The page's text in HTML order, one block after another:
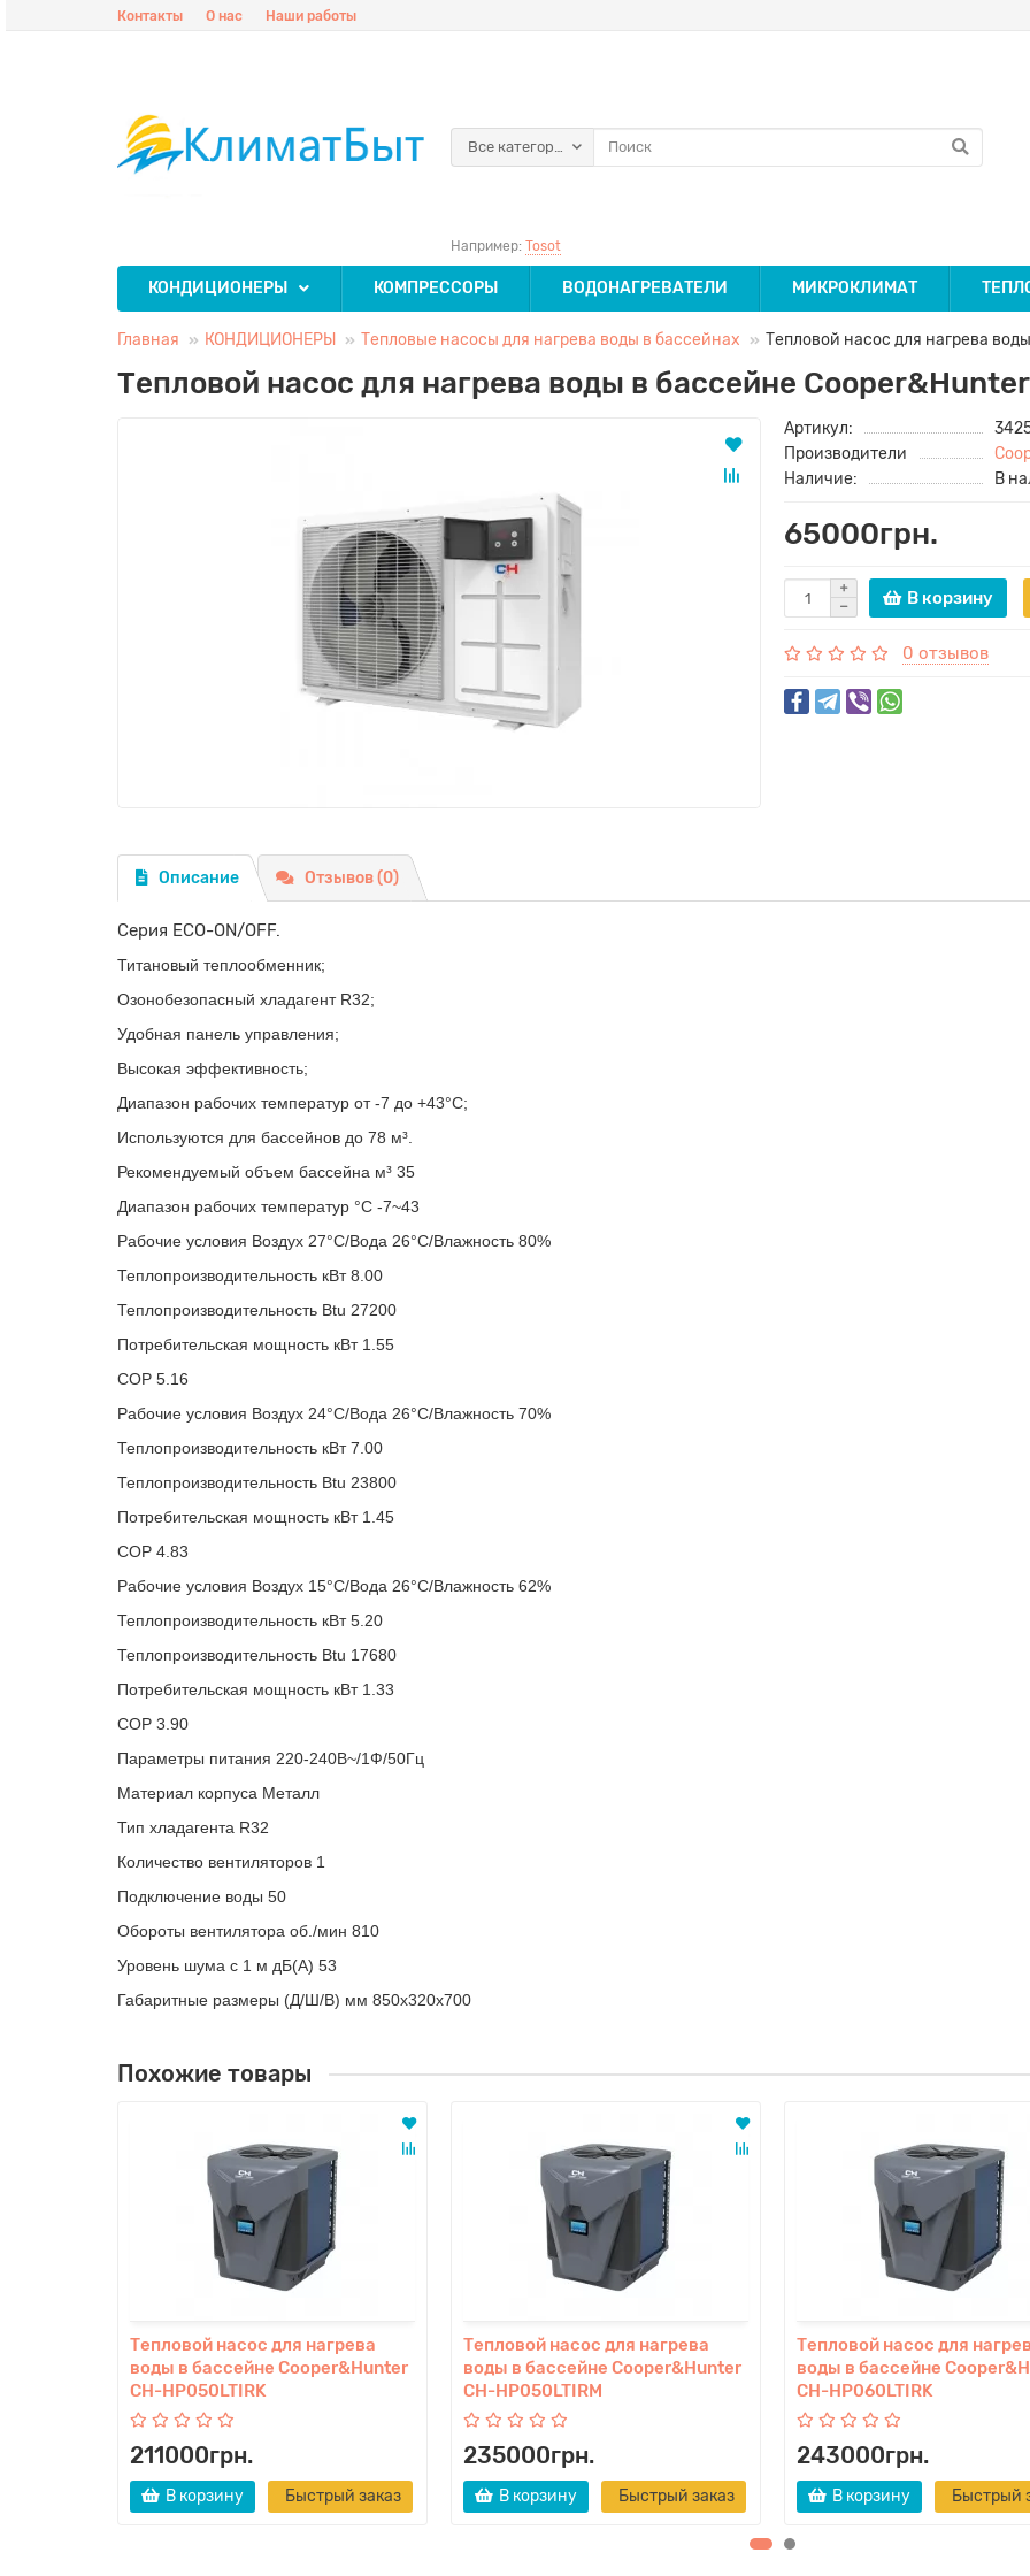
Контакты О нас Наши работы
Все категории
Например: Tosot
КОНДИЦИОНЕРЫ КОМПРЕССОРЫ ВОДОНАГРЕВАТЕЛИ МИКРОКЛИМАТ
Главная КОНДИЦИОНЕРЫ Тепловые насосы для нагрева воды в бассейнах Тепловой насос для нагрева
Тепловой насос для нагрева воды в бассейне
Артикул:
Производители
Наличие:
В
65000грн.
В корзину
0 отзывов
Описание Отзывов (0)
Серия ECO-ON/OFF.
Титановый теплообменник;
Озонобезопасный хладагент R32;
Удобная панель управления;
Высокая эффективность;
Диапазон рабочих температур от -7 до +43°C;
Используются для бассейнов до 78 м³.
Рекомендуемый объем бассейна м³ 35
Диапазон рабочих температур °C -7~43
Рабочие условия Воздух 27°C/Вода 26°C/Влажность 80%
Теплопроизводительность кВт 8.00
Теплопроизводительность Btu 27200
Потребительская мощность кВт 1.55
COP 5.16
Рабочие условия Воздух 24°C/Вода 26°C/Влажность 70%
Теплопроизводительность кВт 7.00
Теплопроизводительность Btu 23800
Потребительская мощность кВт 1.45
COP 4.83
Рабочие условия Воздух 15°C/Вода 26°C/Влажность 62%
Теплопроизводительность кВт 5.20
Теплопроизводительность Btu 17680
Потребительская мощность кВт 1.33
COP 3.90
Параметры питания 220-240В~/1Ф/50Гц
Материал корпуса Металл
Тип хладагента R32
Количество вентиляторов 1
Подключение воды 50
Обороты вентилятора об./мин 810
Уровень шума с 1 м дБ(А) 53
Габаритные размеры (Д/Ш/В) мм 850x320x700
Похожие товары
Тепловой насос для нагрева
воды в бассейне Cooper&Hunter
CH-HP050LTIRK
211000грн.
В корзину Быстрый заказ
Тепловой насос для нагрева
воды в бассейне Cooper&Hunter
CH-HP050LTIRM
235000грн.
В корзину Быстрый заказ
Тепловой насос для
воды в бассейне
CH-HP060LTIRK
243000грн.
В корзину Быстрый